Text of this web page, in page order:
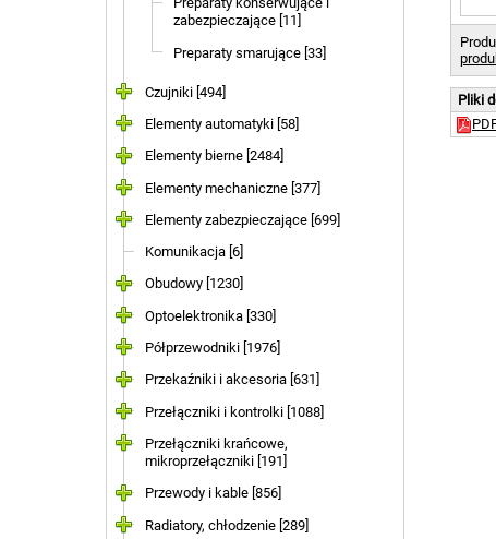
zabezpieczające [11]
Preparaty smarujące [33]
Czujniki [494]
Elementy automatyki [58]
Elementy bierne [2484]
Elementy mechaniczne [377]
Elementy zabezpieczające [699]
Komunikacja [6]
Obudowy [1230]
Optoelektronika [330]
Półprzewodniki [1976]
Przekaźniki i akcesoria [631]
Przełączniki i kontrolki [1088]
Przełączniki krańcowe,
mikroprzełączniki [191]
Przewody i kable [856]
Radiatory, chłodzenie [289]
Pliki